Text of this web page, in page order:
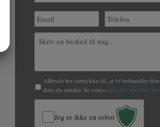
Afkryds for samtykke til, at vi behandler den
data du sender. Se vores privatlivspolitik her
Jeg er ikke en robot